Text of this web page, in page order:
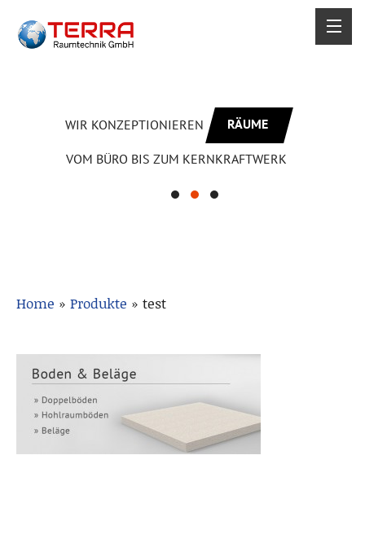
WIR KONZEPTIONIEREN RÄUME
VOM BÜRO BIS ZUM KERNKRAFTWERK
Home » Produkte » test